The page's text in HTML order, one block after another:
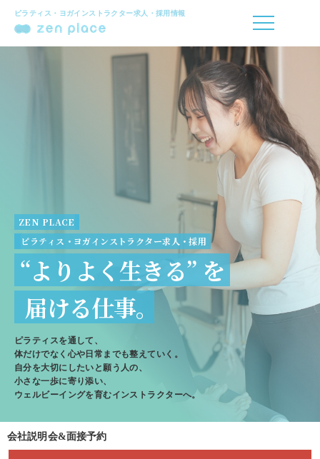
ピラティス・ヨガインストラクター求人・採用情報
ZEN PLACE
ピラティス・ヨガインストラクター求人・採用
“よりよく生きる” を
届ける仕事
ピラティスを通して、
体だけでなく心や日常までも整えていく。
自分を大切にしたいと願う人の、
小さな一歩に寄り添い、
ウェルビーイングを育むインストラクターへ。
会社説明会&面接予約